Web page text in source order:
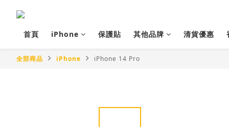
首頁 iPhone 保護貼 其他品牌 清貨優惠
全部商品 iPhone iPhone 14 Pro